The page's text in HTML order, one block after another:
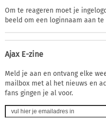
Om te reageren moet je
beeld om een loginnaam aan
Ajax E-zine
Meld je aan en ontvang elke
mailbox met al het nieuws en
fans gingen je al voor.